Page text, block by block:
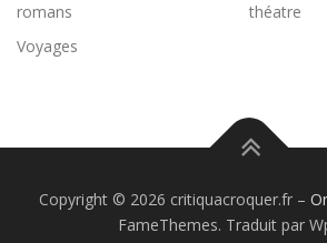
romans
théatre
Voyages
Copyright © 2026 critiquacroquer.fr –
FameThemes. Traduit par